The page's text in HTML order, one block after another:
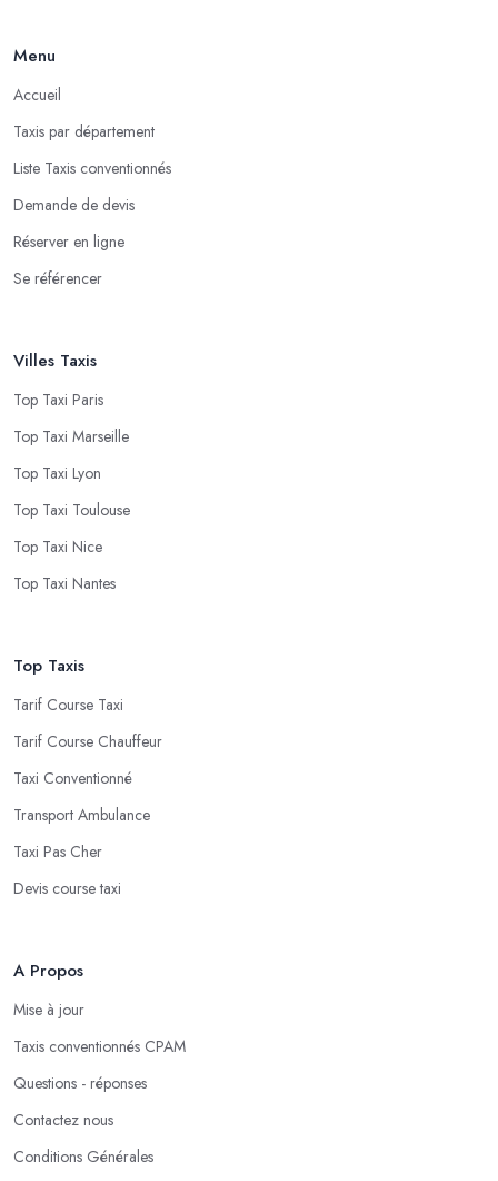
Menu
Accueil
Taxis par département
Liste Taxis conventionnés
Demande de devis
Réserver en ligne
Se référencer
Villes Taxis
Top Taxi Paris
Top Taxi Marseille
Top Taxi Lyon
Top Taxi Toulouse
Top Taxi Nice
Top Taxi Nantes
Top Taxis
Tarif Course Taxi
Tarif Course Chauffeur
Taxi Conventionné
Transport Ambulance
Taxi Pas Cher
Devis course taxi
A Propos
Mise à jour
Taxis conventionnés CPAM
Questions - réponses
Contactez nous
Conditions Générales